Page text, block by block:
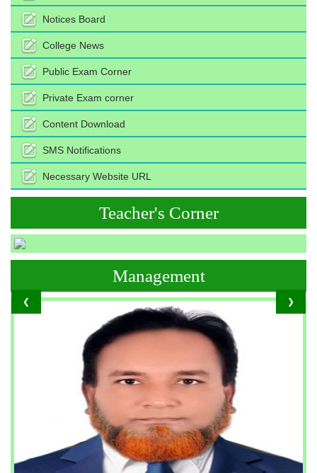
Notices Board
College News
Public Exam Corner
Private Exam corner
Content Download
SMS Notifications
Necessary Website URL
Teacher's Corner
❮ ❯
Management